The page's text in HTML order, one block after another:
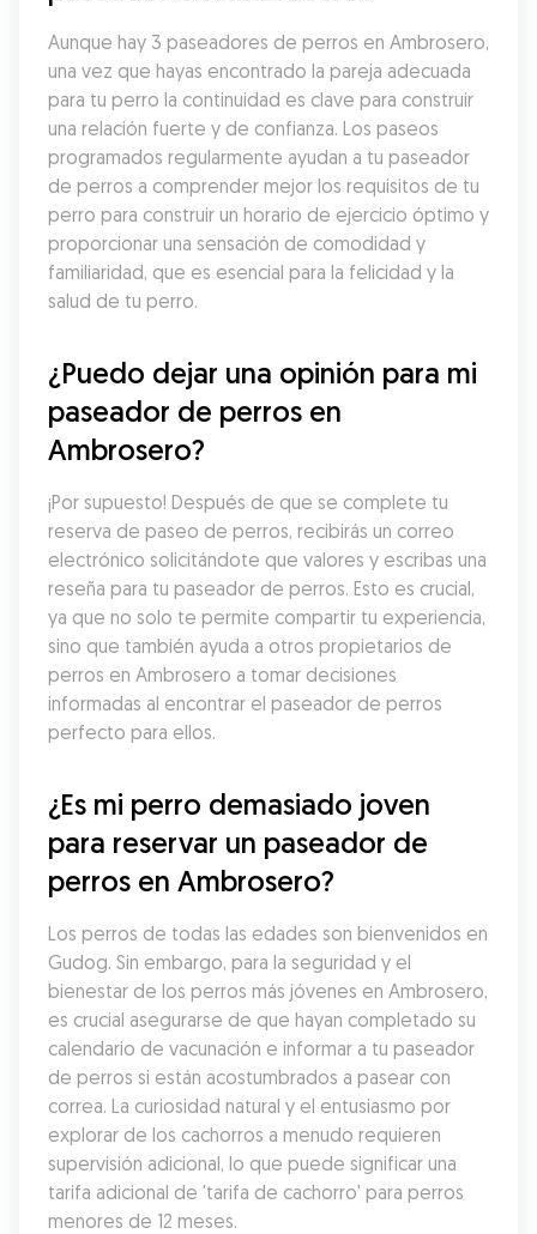
Aunque hay 3 paseadores de perros en Ambrosero,
una vez que hayas encontrado la pareja adecuada
para tu perro la continuidad es clave para construir
una relación fuerte y de confianza. Los paseos
programados regularmente ayudan a tu paseador
de perros a comprender mejor los requisitos de tu
perro para construir un horario de ejercicio óptimo y
proporcionar una sensación de comodidad y
familiaridad, que es esencial para la felicidad y la
salud de tu perro.
¿Puedo dejar una opinión para mi
paseador de perros en
Ambrosero?
¡Por supuesto! Después de que se complete tu
reserva de paseo de perros, recibirás un correo
electrónico solicitándote que valores y escribas una
reseña para tu paseador de perros. Esto es crucial,
ya que no solo te permite compartir tu experiencia,
sino que también ayuda a otros propietarios de
perros en Ambrosero a tomar decisiones
informadas al encontrar el paseador de perros
perfecto para ellos.
¿Es mi perro demasiado joven
para reservar un paseador de
perros en Ambrosero?
Los perros de todas las edades son bienvenidos en
Gudog. Sin embargo, para la seguridad y el
bienestar de los perros más jóvenes en Ambrosero,
es crucial asegurarse de que hayan completado su
calendario de vacunación e informar a tu paseador
de perros si están acostumbrados a pasear con
correa. La curiosidad natural y el entusiasmo por
explorar de los cachorros a menudo requieren
supervisión adicional, lo que puede significar una
tarifa adicional de 'tarifa de cachorro' para perros
menores de 12 meses.